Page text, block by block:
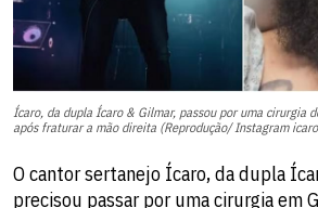
Ícaro, da dupla Ícaro & Gilmar, passou por uma cirurgia
após fraturar a mão direita (Reprodução/ Instagram
O cantor sertanejo Ícaro, da dupla
precisou passar por uma cirurgia em